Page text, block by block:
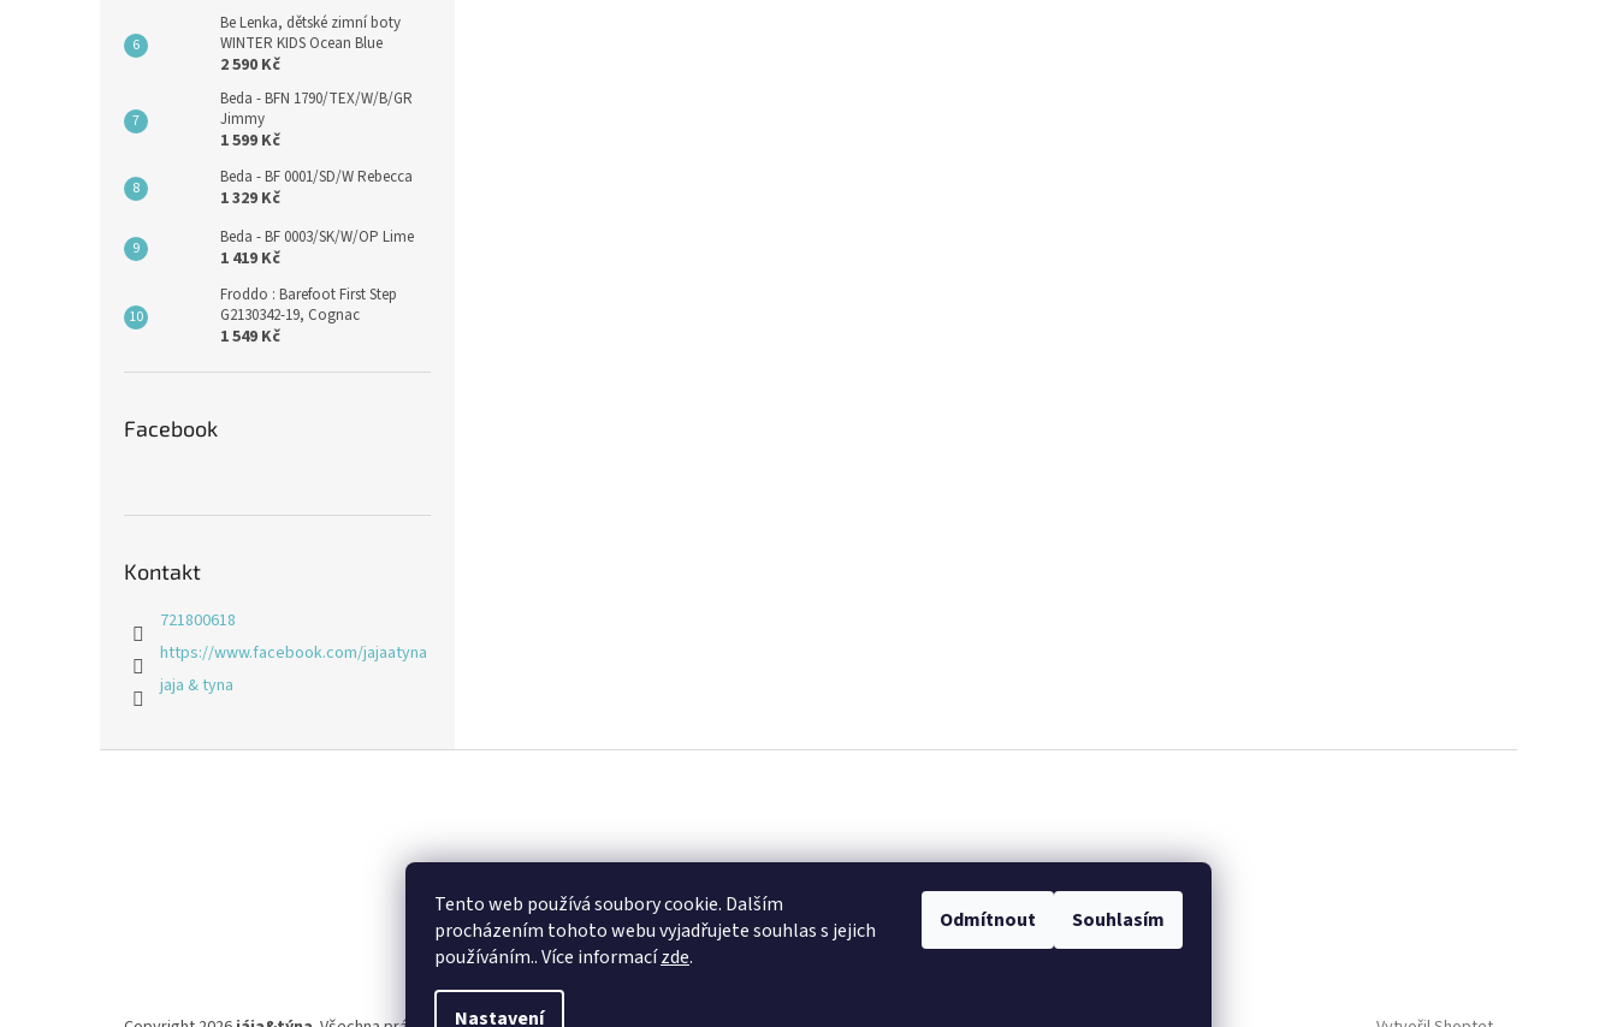
Tento web používá soubory cookie. Dalším
procházením tohoto webu vyjadřujete souhlas s jejich
používáním.. Více informacízde.
Nastavení
Odmítnout Souhlasím
Be Lenka, dětské zimní boty
WINTER KIDS Ocean Blue
2 590 Kč
Beda - BFN 1790/TEX/W/B/GR
Jimmy
1 599 Kč
Beda - BF 0001/SD/W Rebecca
1 329 Kč
Beda - BF 0003/SK/W/OP Lime
1 419 Kč
Froddo : Barefoot First Step
G2130342-19, Cognac
1 549 Kč
Facebook
Kontakt
721800618
https://www.facebook.com/jajaatyna
jaja & tyna